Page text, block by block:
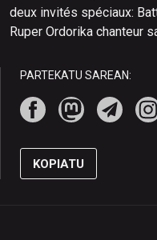
deux invités spéciaux:
Ruper Ordorika chanteur
PARTEKATU SAREAN:
KOPIATU